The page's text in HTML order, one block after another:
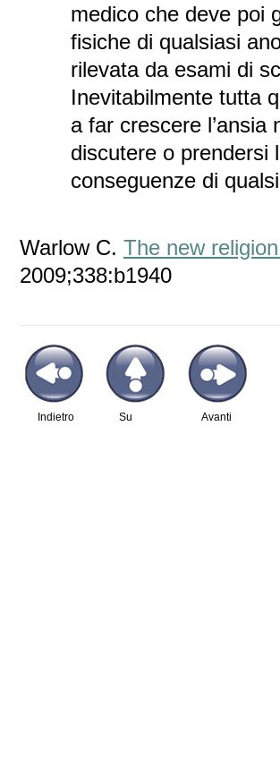
medico che deve poi
fisiche di qualsiasi
rilevata da esami di
Inevitabilmente tutta
a far crescere l’ansia
discutere o prendersi
conseguenze di
Warlow C. The new
2009;338:b1940
Su
Indietro Avanti